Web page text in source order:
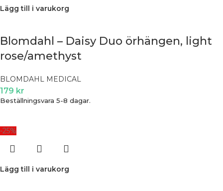
Lägg till i varukorg
Blomdahl – Daisy Duo örhängen, light
rose/amethyst
BLOMDAHL MEDICAL
179 kr
Beställningsvara 5-8 dagar.
-25%
Lägg till i varukorg